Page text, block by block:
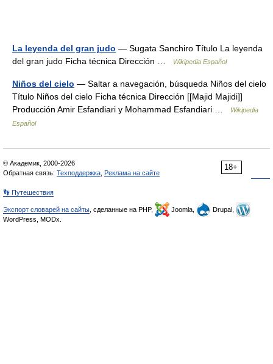
La leyenda del gran judo — Sugata Sanchiro Título La leyenda
del gran judo Ficha técnica Dirección …
Wikipedia Español
Niños del cielo — Saltar a navegación, búsqueda Niños del cielo
Título Niños del cielo Ficha técnica Dirección [[Majid Majidi]]
Producción Amir Esfandiari y Mohammad Esfandiari …
Wikipedia
Español
18+
© Академик, 2000-2026
Обратная связь: Техподдержка Реклама на сайте
👣 Путешествия
Экспорт словарей на сайты , сделанные на PHP, Joomla,
Drupal,
WordPress, MODx.